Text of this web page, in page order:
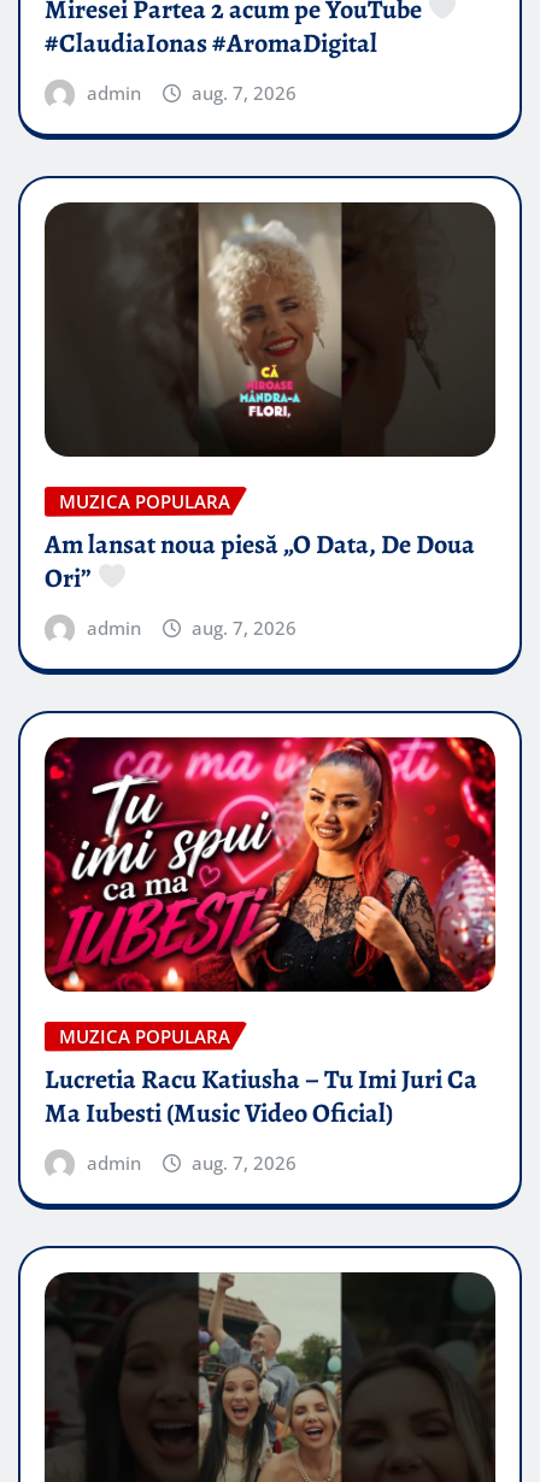
Miresei Partea 2 acum pe YouTube
#ClaudiaIonas #AromaDigital
admin aug. 7, 2026
MUZICA POPULARA
Am lansat noua piesă „O Data, De Doua
Ori”
admin aug. 7, 2026
MUZICA POPULARA
Lucretia Racu Katiusha – Tu Imi Juri Ca
Ma Iubesti (Music Video Oficial)
admin aug. 7, 2026